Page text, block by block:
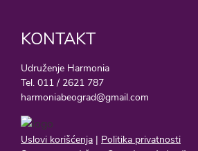
KONTAKT
Udruženje Harmonia
Tel. 011 / 2621 787
harmoniabeograd@gmail.com
Uslovi korišćenja | Politika privatnosti